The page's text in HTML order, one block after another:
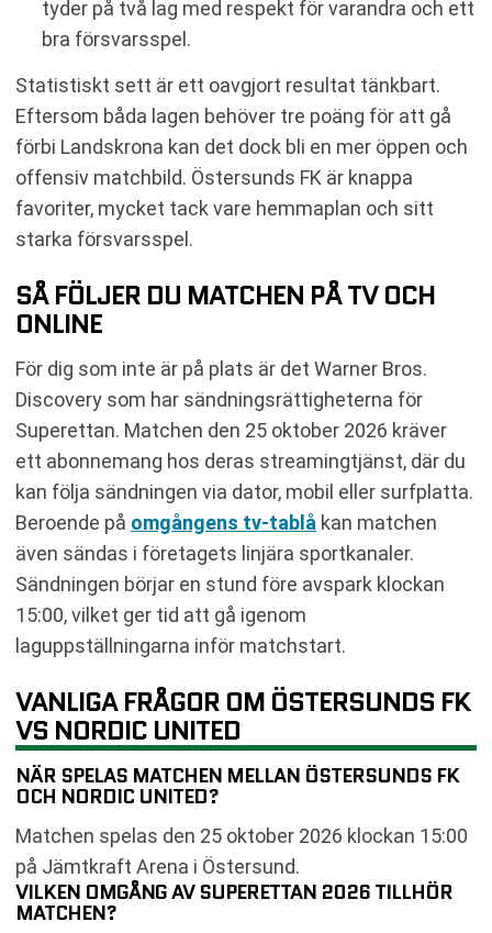
tyder på två lag med respekt för varandra och ett
bra försvarsspel.
Statistiskt sett är ett oavgjort resultat tänkbart.
Eftersom båda lagen behöver tre poäng för att gå
förbi Landskrona kan det dock bli en mer öppen och
offensiv matchbild. Östersunds FK är knappa
favoriter, mycket tack vare hemmaplan och sitt
starka försvarsspel.
SÅ FÖLJER DU MATCHEN PÅ TV OCH
ONLINE
För dig som inte är på plats är det Warner Bros.
Discovery som har sändningsrättigheterna för
Superettan. Matchen den 25 oktober 2026 kräver
ett abonnemang hos deras streamingtjänst, där du
kan följa sändningen via dator, mobil eller surfplatta.
Beroende på omgångens tv-tablå kan matchen
även sändas i företagets linjära sportkanaler.
Sändningen börjar en stund före avspark klockan
15:00, vilket ger tid att gå igenom
laguppställningarna inför matchstart.
VANLIGA FRÅGOR OM ÖSTERSUNDS FK
VS NORDIC UNITED
NÄR SPELAS MATCHEN MELLAN ÖSTERSUNDS FK
OCH NORDIC UNITED?
Matchen spelas den 25 oktober 2026 klockan 15:00
på Jämtkraft Arena i Östersund.
VILKEN OMGÅNG AV SUPERETTAN 2026 TILLHÖR
MATCHEN?